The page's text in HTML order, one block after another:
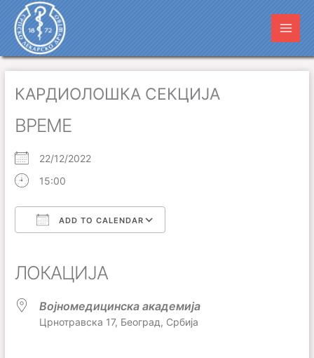
Пређи
садржај
Main
КАРДИОЛОШКА СЕКЦИЈА
ВРЕМЕ
22/12/2022
15:00
ADD TO CALENDAR
ЛОКАЦИЈА
Војномедицинска академија
Црнотравска 17, Београд, Србија